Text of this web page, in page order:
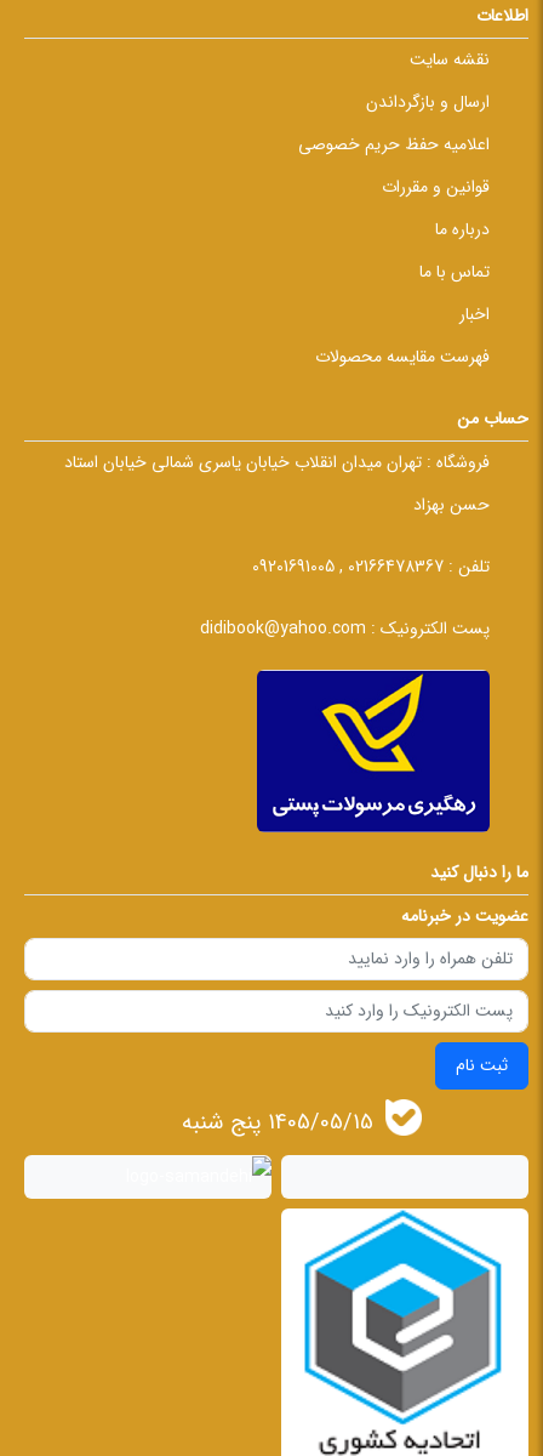
اطلاعات
نقشه سایت
ارسال و بازگرداندن
اعلامیه حفظ حریم خصوصی
قوانین و مقررات
درباره ما
تماس با ما
اخبار
فهرست مقایسه محصولات
حساب من
فروشگاه : تهران میدان انقلاب خیابان یاسری شمالی خیابان استاد
حسن بهزاد
تلفن : 02166478367 , 09201691005
پست الکترونیک : didibook@yahoo.com
ما را دنبال کنید
عضویت در خبرنامه
ثبت نام
1405/05/15 پنج شنبه